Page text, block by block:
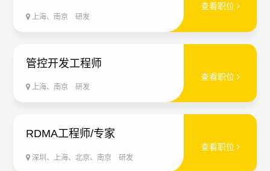
上海、南京 研发
查看职位
管控开发工程师
上海、南京 研发
查看职位
RDMA工程师/专家
深圳、上海、北京、南京 研发
查看职位